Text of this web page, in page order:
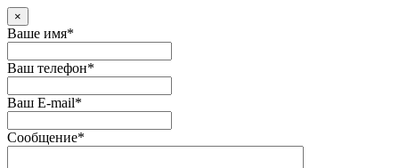
×
Ваше имя*
Ваш телефон*
Ваш E-mail*
Сообщение*